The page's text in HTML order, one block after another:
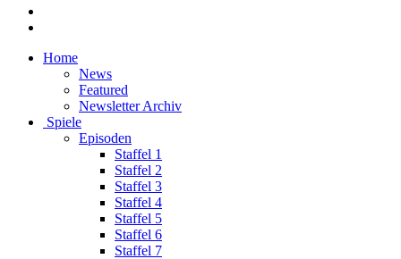
Home
News
Featured
Newsletter Archiv
Spiele
Episoden
Staffel 1
Staffel 2
Staffel 3
Staffel 4
Staffel 5
Staffel 6
Staffel 7